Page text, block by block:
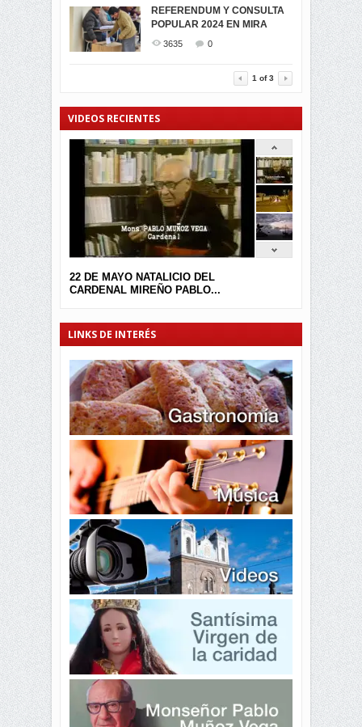
REFERENDUM Y CONSULTA
POPULAR 2024 EN MIRA
3635 0
TRIUNFO DE...
MIRA.EC FUE
GALARDONADA
1 of3
VIDEOS RECIENTES
22 DE MAYO NATALICIO DEL
CARDENAL MIREÑO PABLO...
LINKS DE INTERÉS